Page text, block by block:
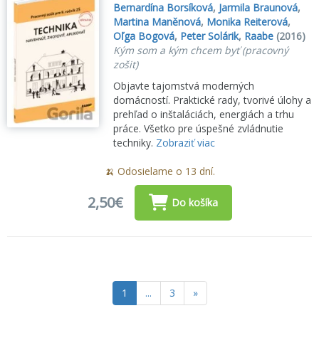
Bernardína Borsíková, Jarmila Braunová,
Martina Maněnová, Monika Reiterová,
Oľga Bogová, Peter Solárik, Raabe (2016)
Kým som a kým chcem byť (pracovný
zošit)
Objavte tajomstvá moderných
domácností. Praktické rady, tvorivé úlohy a
prehľad o inštaláciách, energiách a trhu
práce. Všetko pre úspešné zvládnutie
techniky. Zobraziť viac
🍌 Odosielame o 13 dní.
2,50€ Do košíka
1 ... 3 »